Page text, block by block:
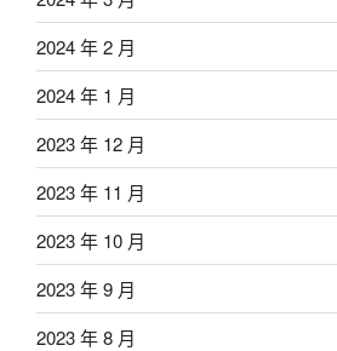
2024 年 2 月
2024 年 1 月
2023 年 12 月
2023 年 11 月
2023 年 10 月
2023 年 9 月
2023 年 8 月